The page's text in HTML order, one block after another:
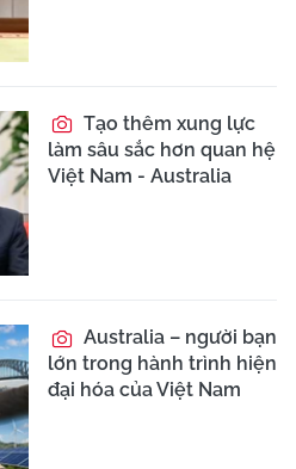
Tạo thêm xung lực
làm sâu sắc hơn quan hệ
Việt Nam - Australia
Australia – người bạn
lớn trong hành trình hiện
đại hóa của Việt Nam